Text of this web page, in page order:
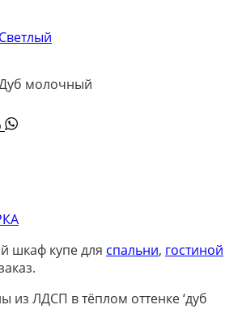
Светлый
молочный
шкаф купе для спальни, гостиной
из ЛДСП в тёплом оттенке ‘дуб